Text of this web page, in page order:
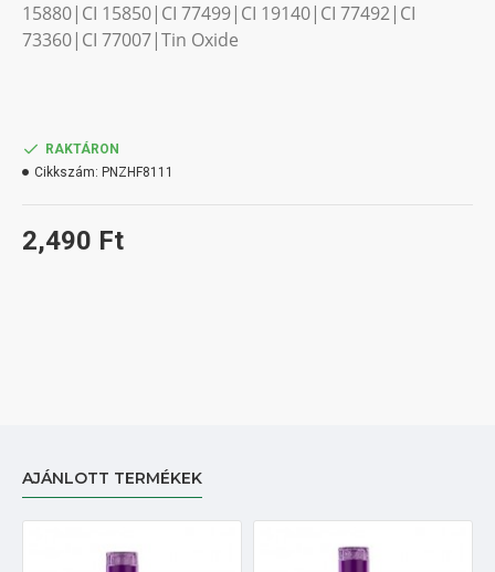
15880|CI 15850|CI 77499|CI 19140|CI 77492|CI
73360|CI 77007|Tin Oxide
2,490 Ft
RAKTÁRON
Cikkszám: PNZHF8111
AJÁNLOTT TERMÉKEK